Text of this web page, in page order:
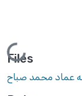
Loading...
Files